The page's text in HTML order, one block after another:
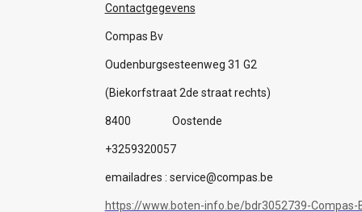
Contactgegevens
Compas Bv
Oudenburgsesteenweg 31 G2
(Biekorfstraat 2de straat rechts)
8400 Oostende
+3259320057
emailadres : service@compas.be
https://www.boten-info.be/bdr3052739-Compas-